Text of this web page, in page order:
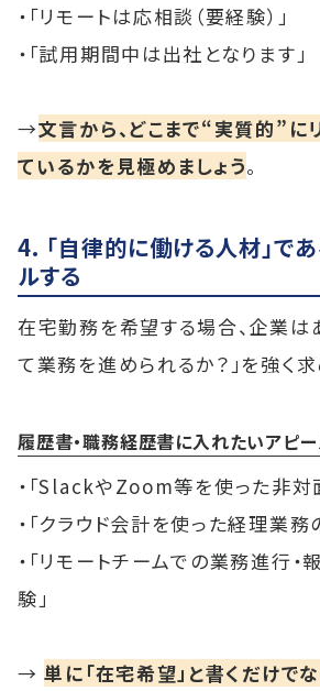
・「リモートは応相談（要経験）」
・「試用期間中は出社となります」
→文言から、どこまで“実質的”に
ているかを見極めましょう。
4. 「自律的に働ける人材」で
ルする
在宅勤務を希望する場合、企業は
て業務を進められるか？」を強く求
履歴書・職務経歴書に入れたいアピー
・「SlackやZoom等を使った非対
・「クラウド会計を使った経理業
・「リモートチームでの業務進行
験」
→単に「在宅希望」と書くだけで